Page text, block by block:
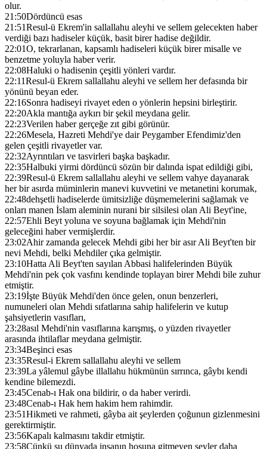
olur.
21:50Dördüncü esas
21:51Resul-ü Ekrem'in sallallahu aleyhi ve sellem gelecekten haber
verdiği bazı hadiseler küçük, basit birer hadise değildir.
22:01O, tekrarlanan, kapsamlı hadiseleri küçük birer misalle ve
benzetme yoluyla haber verir.
22:08Haluki o hadisenin çeşitli yönleri vardır.
22:11Resul-ü Ekrem sallallahu aleyhi ve sellem her defasında bir
yönünü beyan eder.
22:16Sonra hadiseyi rivayet eden o yönlerin hepsini birleştirir.
22:20Akla mantığa aykırı bir şekil meydana gelir.
22:23Verilen haber gerçeğe zıt gibi görünür.
22:26Mesela, Hazreti Mehdi'ye dair Peygamber Efendimiz'den
gelen çeşitli rivayetler var.
22:32Ayrıntıları ve tasvirleri başka başkadır.
22:35Halbuki yirmi dördüncü sözün bir dalında ispat edildiği gibi,
22:39Resul-ü Ekrem sallallahu aleyhi ve sellem vahye dayanarak
her bir asırda müminlerin manevi kuvvetini ve metanetini korumak,
22:48dehşetli hadiselerde ümitsizliğe düşmemelerini sağlamak ve
onları manen İslam aleminin nurani bir silsilesi olan Ali Beyt'ine,
22:57Ehli Beyt yoluna ve soyuna bağlamak için Mehdi'nin
geleceğini haber vermişlerdir.
23:02Ahir zamanda gelecek Mehdi gibi her bir asır Ali Beyt'ten bir
nevi Mehdi, belki Mehdiler çıka gelmiştir.
23:10Hatta Ali Beyt'ten sayılan Abbasi halifelerinden Büyük
Mehdi'nin pek çok vasfını kendinde toplayan birer Mehdi bile zuhur
etmiştir.
23:19İşte Büyük Mehdi'den önce gelen, onun benzerleri,
numuneleri olan Mehdi sıfatlarına sahip halifelerin ve kutup
şahsiyetlerin vasıfları,
23:28asıl Mehdi'nin vasıflarına karışmış, o yüzden rivayetler
arasında ihtilaflar meydana gelmiştir.
23:34Beşinci esas
23:35Resul-i Ekrem sallallahu aleyhi ve sellem
23:39La yâlemul gâybe illallahu hükmünün sırrınca, gâybı kendi
kendine bilemezdi.
23:45Cenab-ı Hak ona bildirir, o da haber verirdi.
23:48Cenab-ı Hak hem hakim hem rahimdir.
23:51Hikmeti ve rahmeti, gâyba ait şeylerden çoğunun gizlenmesini
gerektirmiştir.
23:56Kapalı kalmasını takdir etmiştir.
23:58Çünkü şu dünyada insanın hoşuna gitmeyen şeyler daha